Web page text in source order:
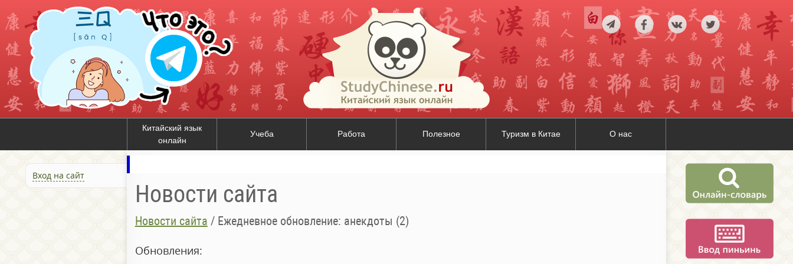
Китайский язык
онлайн
Учеба Работа Полезное Туризм в Китае О нас
Вход на сайт
Новости сайта
Новости сайта / Ежедневное обновление: анекдоты (2)
Обновления: